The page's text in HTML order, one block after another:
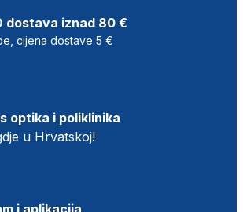
dostava iznad 80 €
cijena dostave 5 €
optika i poliklinika
u Hrvatskoj!
i aplikacija